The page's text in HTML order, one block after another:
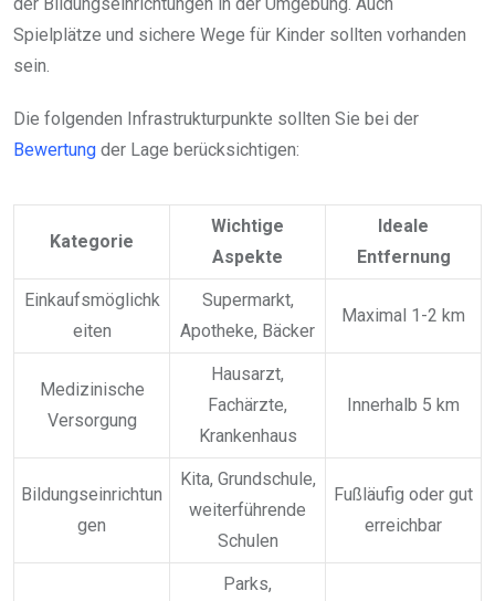
Spielplätze und sichere Wege für Kinder sollten vorhanden
sein.
Die folgenden Infrastrukturpunkte sollten Sie bei der
Bewertung der Lage berücksichtigen:
Kategorie
Wichtige
Aspekte
Ideale
Entfernung
Einkaufsmöglichk
eiten
Supermarkt,
Apotheke, Bäcker
Maximal 1-2 km
Medizinische
Versorgung
Hausarzt,
Fachärzte,
Krankenhaus
Innerhalb 5 km
Bildungseinrichtun
gen
Kita, Grundschule,
weiterführende
Schulen
Fußläufig oder gut
erreichbar
Parks,